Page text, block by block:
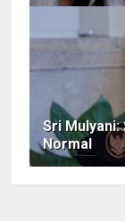
Sri Mulyani:
Normal